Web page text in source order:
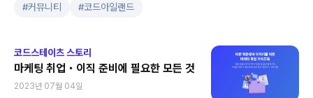
#커뮤니티 #코드아일랜드
코드스테이츠 스토리
마케팅 취업・이직 준비에 필요한 모든 것
2023년 07월 04일